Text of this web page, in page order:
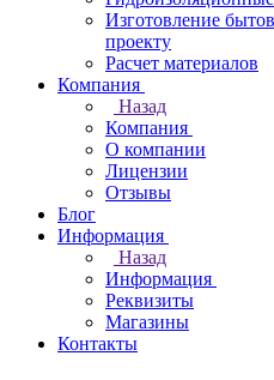
Изготовление
проекту
Расчет материалов
Компания
Назад
Компания
О компании
Лицензии
Отзывы
Блог
Информация
Назад
Информация
Реквизиты
Магазины
Контакты